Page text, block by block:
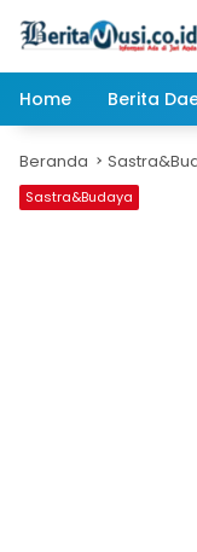
Home
Berita
Beranda
Sastra&Budaya